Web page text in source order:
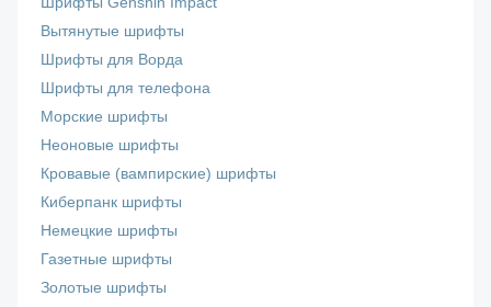
Вытянутые шрифты
Шрифты для Ворда
Шрифты для телефона
Морские шрифты
Неоновые шрифты
Кровавые (вампирские) шрифты
Киберпанк шрифты
Немецкие шрифты
Газетные шрифты
Золотые шрифты